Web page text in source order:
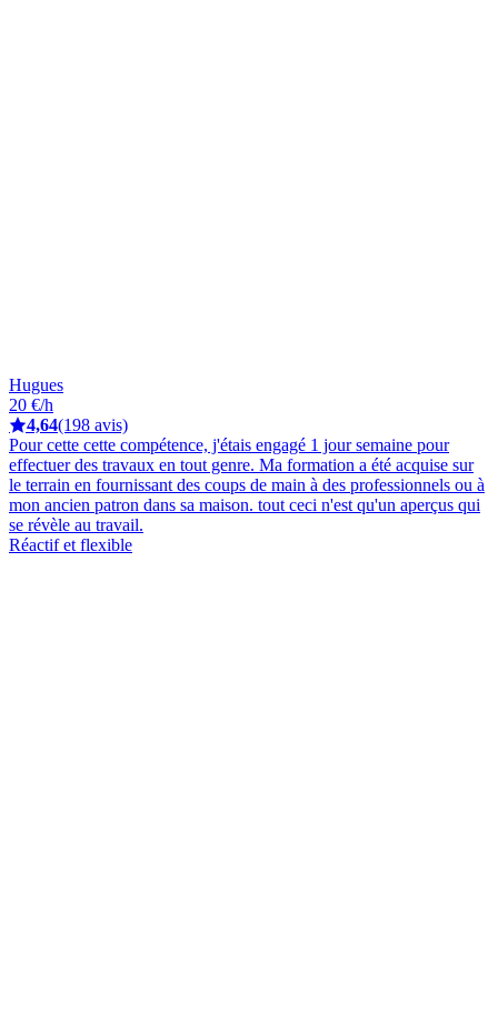
Hugues
20 €/h
4,64(198 avis)
Pour cette cette compétence, j'étais engagé 1 jour semaine pour
effectuer des travaux en tout genre. Ma formation a été acquise sur
le terrain en fournissant des coups de main à des professionnels ou à
mon ancien patron dans sa maison. tout ceci n'est qu'un aperçus qui
se révèle au travail.
Réactif et flexible